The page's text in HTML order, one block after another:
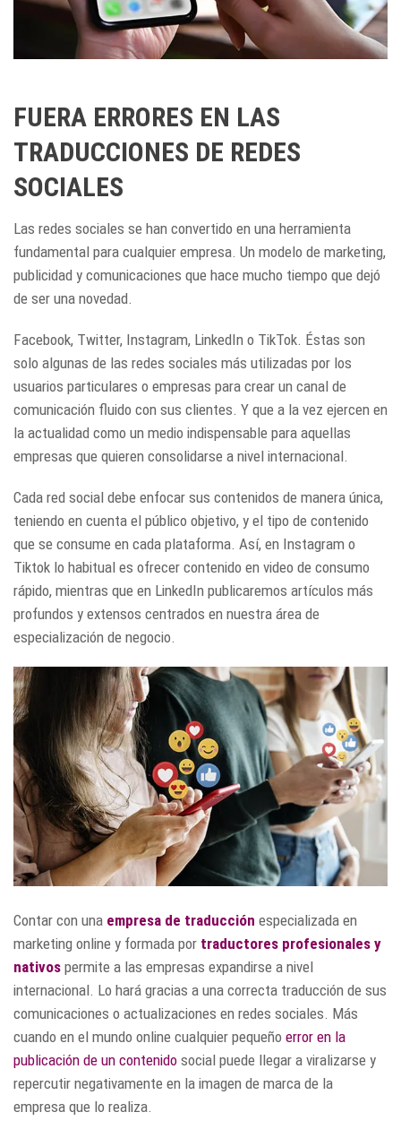
FUERA ERRORES EN LAS
TRADUCCIONES DE REDES
SOCIALES
Las redes sociales se han convertido en una herramienta
fundamental para cualquier empresa. Un modelo de marketing,
publicidad y comunicaciones que hace mucho tiempo que dejó
de ser una novedad.
Facebook, Twitter, Instagram, LinkedIn o TikTok. Éstas son
solo algunas de las redes sociales más utilizadas por los
usuarios particulares o empresas para crear un canal de
comunicación fluido con sus clientes. Y que a la vez ejercen en
la actualidad como un medio indispensable para aquellas
empresas que quieren consolidarse a nivel internacional.
Cada red social debe enfocar sus contenidos de manera única,
teniendo en cuenta el público objetivo, y el tipo de contenido
que se consume en cada plataforma. Así, en Instagram o
Tiktok lo habitual es ofrecer contenido en video de consumo
rápido, mientras que en LinkedIn publicaremos artículos más
profundos y extensos centrados en nuestra área de
especialización de negocio.
Contar con una empresa de traducción especializada en
marketing online y formada por traductores profesionales y
nativos permite a las empresas expandirse a nivel
internacional. Lo hará gracias a una correcta traducción de sus
comunicaciones o actualizaciones en redes sociales. Más
cuando en el mundo online cualquier pequeño error en la
publicación de un contenido social puede llegar a viralizarse y
repercutir negativamente en la imagen de marca de la
empresa que lo realiza.